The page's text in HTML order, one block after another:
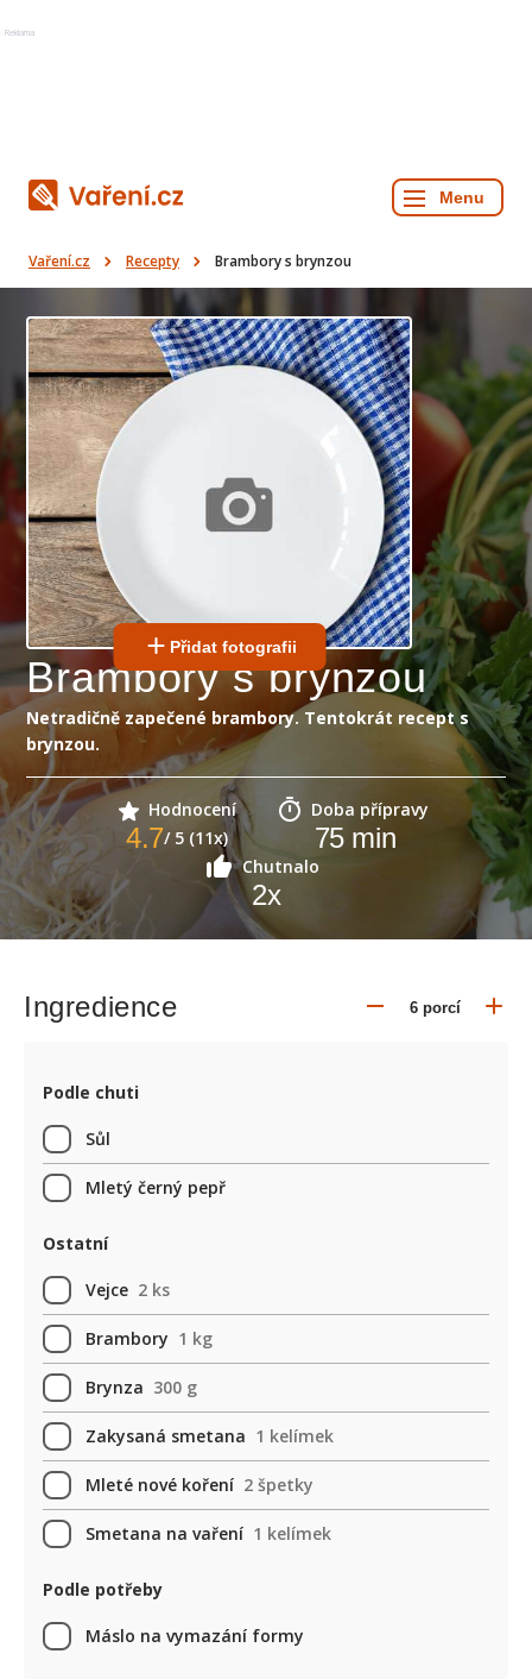
Reklama
Vaření.cz Recepty Brambory s brynzou
Přidat fotografii
Brambory s brynzou
Netradičně zapečené brambory. Tentokrát recept s
brynzou.
Hodnocení
4.7/ 5 (11x)
Doba přípravy
75min
Chutnalo
2x
Ingredience
Podle chuti
Sůl
Mletý černý pepř
Ostatní
Vejce 2 ks
Brambory 1 kg
Brynza 300 g
Zakysaná smetana 1 kelímek
Mleté nové koření 2 špetky
Smetana na vaření 1 kelímek
Podle potřeby
Máslo na vymazání formy